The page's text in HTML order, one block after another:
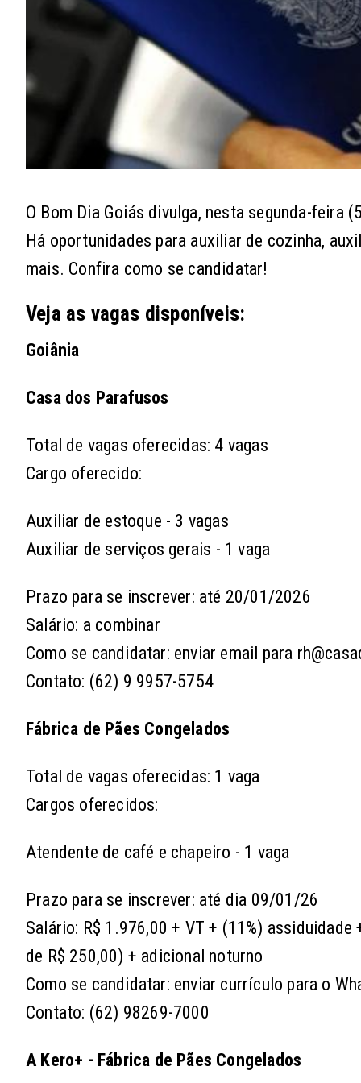
O Bom Dia Goiás divulga, nesta segunda-feira
Há oportunidades para auxiliar de cozinha,
mais. Confira como se candidatar!
Veja as vagas disponíveis:
Goiânia
Casa dos Parafusos
Total de vagas oferecidas: 4 vagas
Cargo oferecido:
Auxiliar de estoque - 3 vagas
Auxiliar de serviços gerais - 1 vaga
Prazo para se inscrever: até 20/01/2026
Salário: a combinar
Como se candidatar: enviar email para
Contato: (62) 9 9957-5754
Fábrica de Pães Congelados
Total de vagas oferecidas: 1 vaga
Cargos oferecidos:
Atendente de café e chapeiro - 1 vaga
Prazo para se inscrever: até dia 09/01/26
Salário: R$ 1.976,00 + VT + (11%)
de R$ 250,00) + adicional noturno
Como se candidatar: enviar currículo para o
Contato: (62) 98269-7000
A Kero+ - Fábrica de Pães Congelados